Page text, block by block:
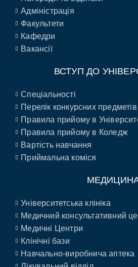
Адміністрація
Факультети
Кафедри
Вакансії
ВСТУП ДО
Спеціальності
Перелік конкурсних предметів
Правила прийому в
Правила прийому в Коледж
Вартість навчання
Приймальна коміся
Університетська клініка
Медичний консультативний
Медичні Центри
Клінічні бази
Навчально-виробнича аптека